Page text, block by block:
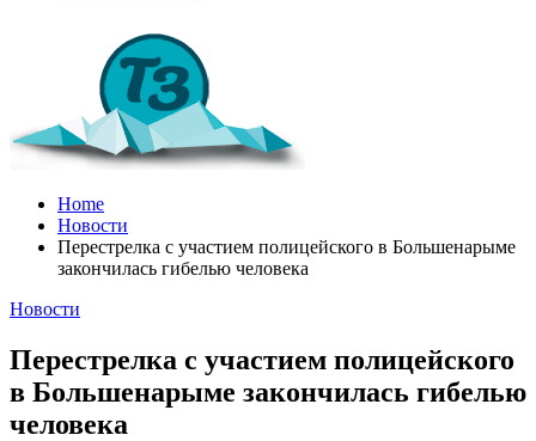
Home
Новости
Перестрелка с участием полицейского в Большенарыме
закончилась гибелью человека
Новости
Перестрелка с участием полицейского
в Большенарыме закончилась гибелью
человека